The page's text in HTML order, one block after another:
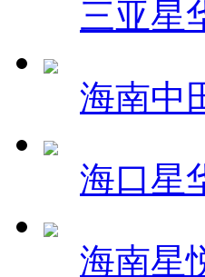
三亚星
海南中
海口星
海南星